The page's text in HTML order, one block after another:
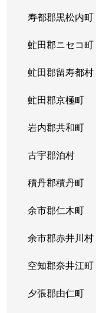
寿都郡黒松内町
虻田郡ニセコ町
虻田郡留寿都村
虻田郡京極町
岩内郡共和町
古宇郡泊村
積丹郡積丹町
余市郡仁木町
余市郡赤井川村
空知郡奈井江町
夕張郡由仁町